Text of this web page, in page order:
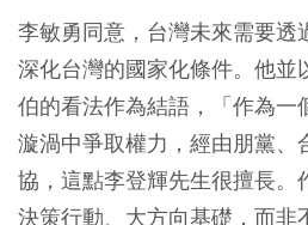
李敏勇同意，台灣未來需要透
深化台灣的國家化條件。他並
伯的看法作為結語，「作為一
漩渦中爭取權力，經由朋黨、
協，這點李登輝先生很擅長。
決策行動、大方向基礎，而非